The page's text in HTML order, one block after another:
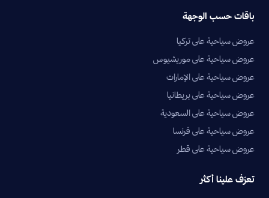
باقات حسب الوجهة
عروض سياحية على تركيا
عروض سياحية على موريشيوس
عروض سياحية على الإمارات
عروض سياحية على بريطانيا
عروض سياحية على السعودية
عروض سياحية على فرنسا
عروض سياحية على قطر
تعرّف علينا أكثر